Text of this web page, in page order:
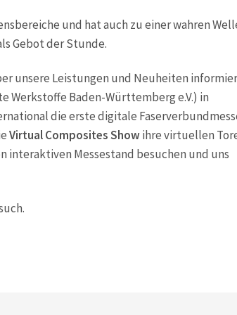
und hat auch zu einer wahren
Gebot der Stunde.
unsere Leistungen und Neuheiten
Werkstoffe Baden-Württemberg e.V.) in
die erste digitale
Virtual Composites Showihre virtuellen
interaktiven Messestand besuchen und uns